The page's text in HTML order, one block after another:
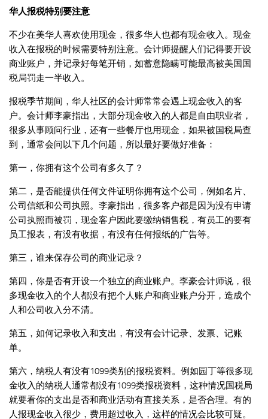
华人报税特别要注意
不少在美华人喜欢使用现金，很多华人也都有现金收入。现金
收入在报税的时候需要特别注意。会计师提醒人们记得要开设
商业账户，并记录好每笔开销，如蓄意隐瞒可能最高被美国国
税局罚走一半收入。
报税季节期间，华人社区的会计师常常会遇上现金收入的客
户。会计师李豪指出，大部分现金收入的人都是自由职业者，
很多从事顾问行业，还有一些餐厅也用现金，如果被国税局查
到，通常会问以下几个问题，所以最好要做好准备：
第一，你拥有这个公司有多久了？
第二，是否能提供任何文件证明你拥有这个公司，例如名片、
公司信纸和公司执照。李豪指出，很多客户都是因为没有申请
公司执照而被罚，现金客户因此要缴纳销售税，有员工的要有
员工报表，有没有收据，有没有任何报纸的广告等。
第三，谁来保存公司的商业记录？
第四，你是否有开设一个独立的商业账户。李豪会计师说，很
多现金收入的个人都没有把个人账户和商业账户分开，造成个
人和公司收入分不清。
第五，如何记录收入和支出，有没有会计记录、发票、记账
单。
第六，纳税人有没有1099类别的报税资料。例如园丁等很多现
金收入的纳税人通常都没有1099类报税资料，这种情况国税局
就要看你的支出是否和商业活动有直接关系，是否合理。有的
人报现金收入很少，费用超过收入，这样的情况会比较可疑。